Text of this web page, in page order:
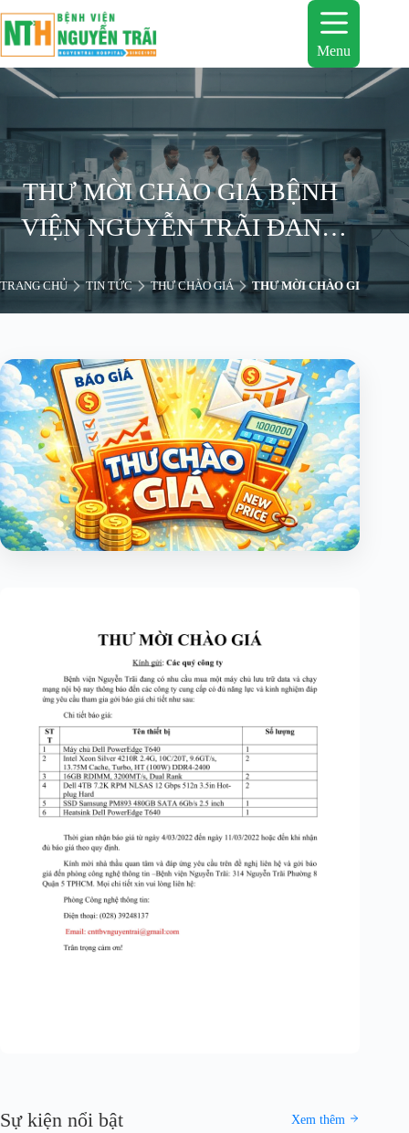
đến
phần
nội
dung
Menu
THƯ MỜI CHÀO GIÁ BỆNH
VIỆN NGUYỄN TRÃI ĐANG
CÓ NHU CẦU MUA MỘT MÁY
CHỦ LƯU TRỮ DATA VÀ
TRANG CHỦ TIN TỨC THƯ CHÀO GIÁ THƯ MỜI CHÀO GIÁ BỆNH
Sự kiện nổi bật Xem thêm